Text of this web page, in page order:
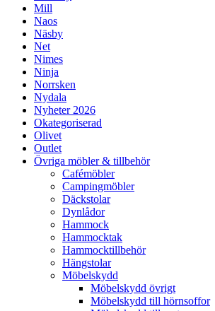
Mill
Naos
Näsby
Net
Nimes
Ninja
Norrsken
Nydala
Nyheter 2026
Okategoriserad
Olivet
Outlet
Övriga möbler & tillbehör
Cafémöbler
Campingmöbler
Däckstolar
Dynlådor
Hammock
Hammocktak
Hammocktillbehör
Hängstolar
Möbelskydd
Möbelskydd övrigt
Möbelskydd till hörnsoffor